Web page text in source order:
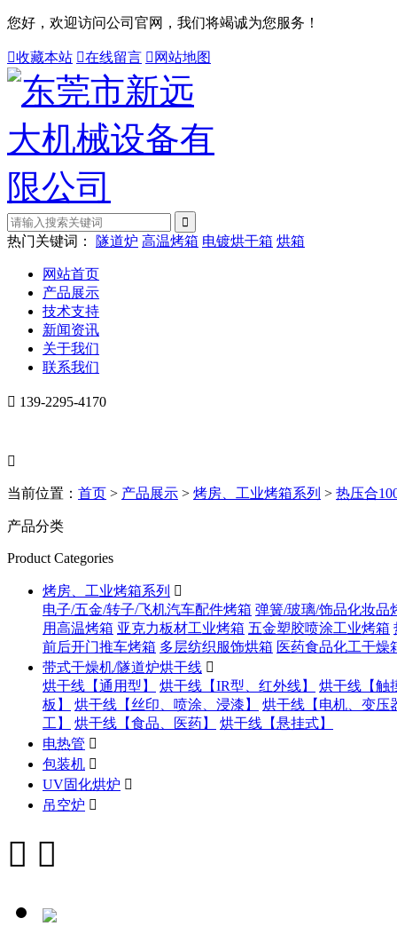
您好，欢迎访问公司官网，我们将竭诚为您服务！
收藏本站 在线留言  网站地图
热门关键词： 隧道炉 高温烤箱 电镀烘干箱 烘箱
网站首页
产品展示
技术支持
新闻资讯
关于我们
联系我们
 139-2295-4170

当前位置： 首页 > 产品展示 > 烤房、工业烤箱系列 > 热压合
产品分类
Product Categories
烤房、工业烤箱系列 
电子/五金/转子/飞机汽车配件烤箱 弹簧/玻璃/饰品化妆品
用高温烤箱 亚克力板材工业烤箱 五金塑胶喷涂工业烤箱
前后开门推车烤箱 多层纺织服饰烘箱 医药食品化工干燥
带式干燥机/隧道炉烘干线 
烘干线【通用型】
烘干线【IR型、红外线】
烘干线【触
板】
烘干线【丝印、喷涂、浸漆】
烘干线【电机、变压
工】
烘干线【食品、医药】
烘干线【悬挂式】
电热管 
包装机 
UV固化烘炉 
吊空炉 
 